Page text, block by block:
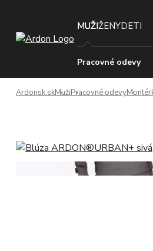
MUŽIŽENYDETI
Pracovné odevy
Ardonsk.skMužiPracovné odevy